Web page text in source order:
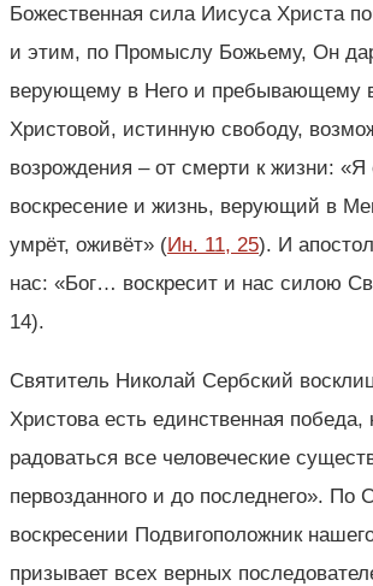
Божественная сила Иисуса Христа
и этим, по Промыслу Божьему, Он
верующему в Него и пребывающему
Христовой, истинную свободу,
возрождения – от смерти к жизни: «Я
воскресение и жизнь, верующий в
умрёт, оживёт» (Ин. 11, 25). И
нас: «Бог… воскресит и нас силою
14).
Святитель Николай Сербский
Христова есть единственная победа,
радоваться все человеческие
первозданного и до последнего». По
воскресении Подвигоположник
призывает всех верных